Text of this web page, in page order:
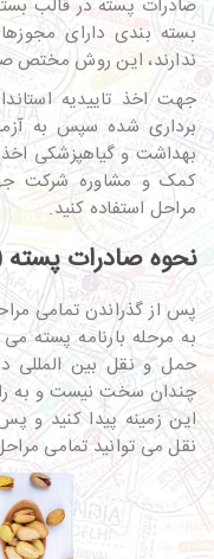
صادرات پسته در قالب
بسته بندی دارای
ندارند، این روش مختص
جهت اخذ تاییدیه
برداری شده سپس به
بهداشت و گیاهپزشکی اخذ
کمک و مشاوره شرکت
مراحل استفاده کنید.
نحوه صادرات پسته
پس از گذراندن تمامی
به مرحله بارنامه پسته
حمل و نقل بین المللی
چندان سخت نیست و به
این زمینه پیدا کنید و
نقل می توانید تمامی